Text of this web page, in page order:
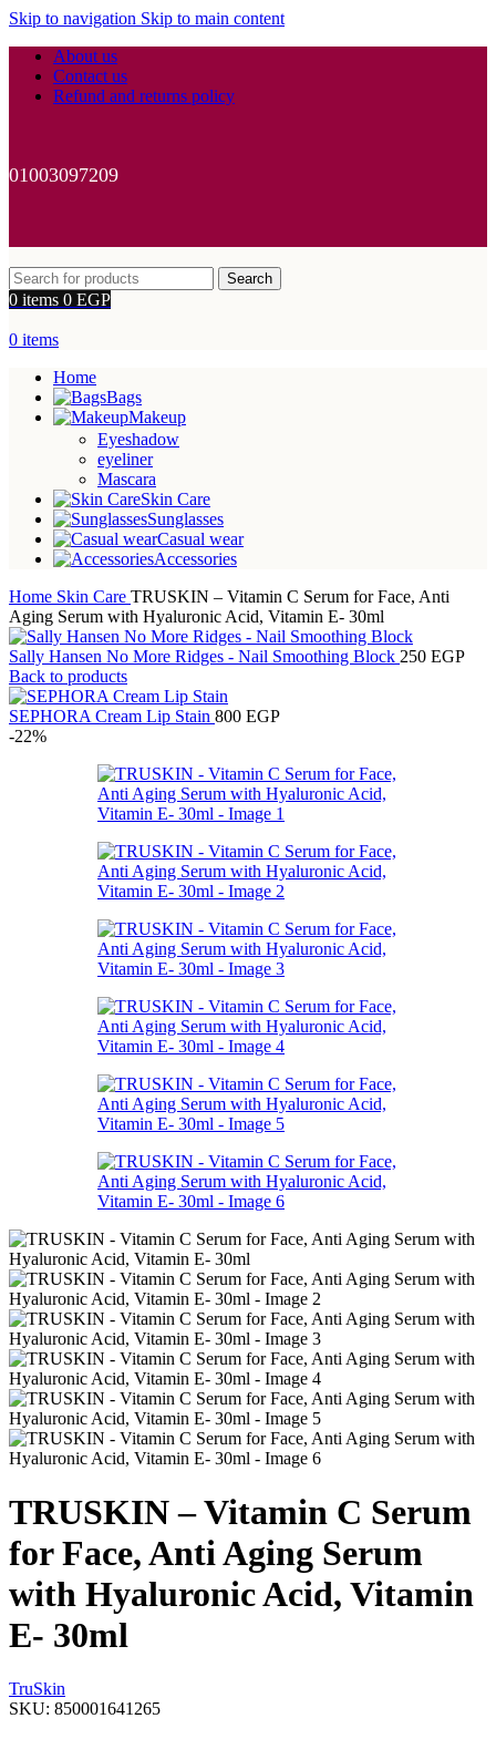
Skip to navigation Skip to main content
About us
Contact us
Refund and returns policy
01003097209
Search
0 items 0 EGP
0 items
Home
Bags
Makeup
Eyeshadow
eyeliner
Mascara
Skin Care
Sunglasses
Casual wear
Accessories
Home Skin Care TRUSKIN – Vitamin C Serum for Face, Anti
Aging Serum with Hyaluronic Acid, Vitamin E- 30ml
Sally Hansen No More Ridges - Nail Smoothing Block 250 EGP
Back to products
SEPHORA Cream Lip Stain 800 EGP
-22%
TRUSKIN – Vitamin C Serum
for Face, Anti Aging Serum
with Hyaluronic Acid, Vitamin
E- 30ml
TruSkin
SKU: 850001641265